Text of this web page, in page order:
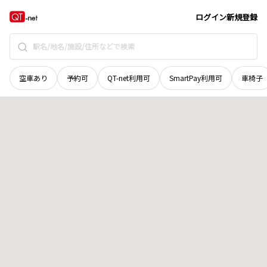
ログイン新規登録
空車あり 予約可 QT-net利用可 SmartPay利用可 車椅子
広島県